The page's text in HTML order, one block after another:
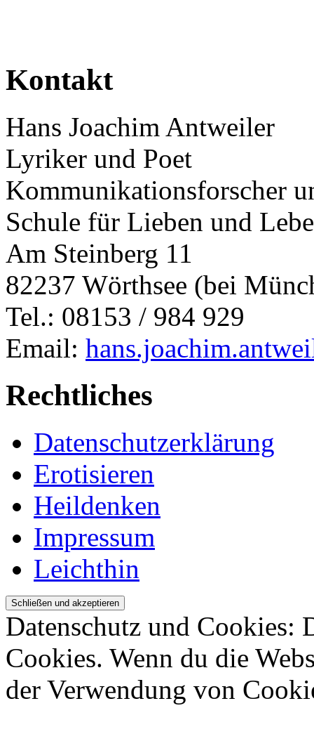
Kontakt
Hans Joachim Antweiler
Lyriker und Poet
Kommunikationsforscher
Schule für Lieben und
Am Steinberg 11
82237 Wörthsee (bei
Tel.: 08153 / 984 929
Email:
Rechtliches
Datenschutzerklärung
Erotisieren
Heildenken
Impressum
Leichthin
Datenschutz und Cookies:
Cookies. Wenn du die
der Verwendung von